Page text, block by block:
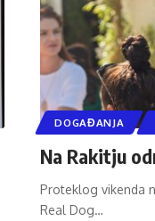
DOGAĐANJA
Na Rakitju
Proteklog vikenda
Real Dog…